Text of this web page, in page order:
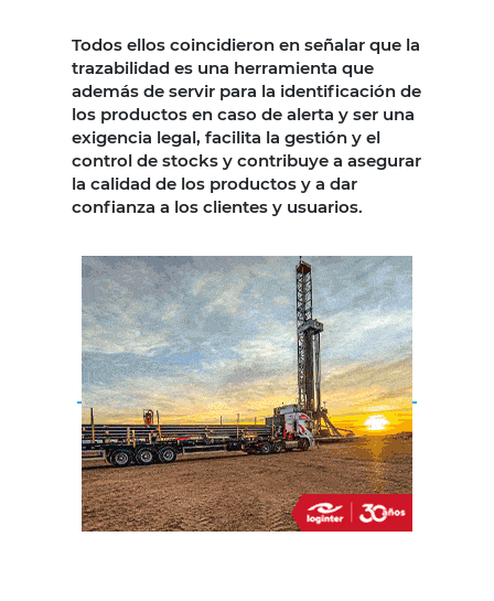
Todos ellos coincidieron en señalar que la
trazabilidad es una herramienta que
además de servir para la identificación de
los productos en caso de alerta y ser una
exigencia legal, facilita la gestión y el
control de stocks y contribuye a asegurar
la calidad de los productos y a dar
confianza a los clientes y usuarios.